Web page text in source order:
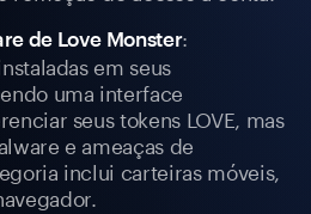
de Love Monster:
em seus
uma interface
seus tokens LOVE, mas
e ameaças de
inclui carteiras móveis,